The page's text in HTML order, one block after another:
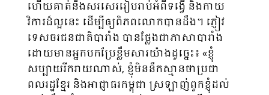
ហើយគាត់នឹងសរសេររៀបរាប់អំពីទង្វើ និងកាយ
វិការដ៏ល្អនេះ ដើម្បីឲ្យ​ពិភពលោកបានដឹង។ ភ្ញៀវ
ទេសចរជនជាតិបារាំង បានថ្លែងជាភាសាបារាំង
ដោយមានអ្នកបកប្រែខ្លឹមសារយ៉ាងដូច្នេះ៖ «ខ្ញុំ
សប្បាយ​រីក​រាយណាស់, ខ្ញុំមិននឹកស្មានថាប្រជា
ពលរដ្ឋខ្មែរ និងអាជ្ញាធរកម្ពុជា ស្រឡាញ់ពួកខ្ញុំដល់